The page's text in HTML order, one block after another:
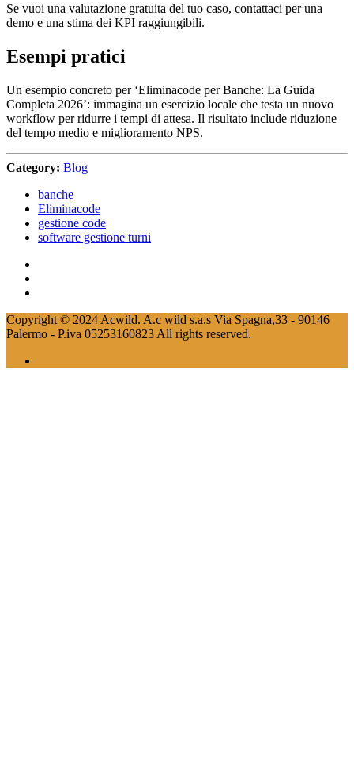
Se vuoi una valutazione gratuita del tuo caso, contattaci per una
demo e una stima dei KPI raggiungibili.
Esempi pratici
Un esempio concreto per ‘Eliminacode per Banche: La Guida
Completa 2026’: immagina un esercizio locale che testa un nuovo
workflow per ridurre i tempi di attesa. Il risultato include riduzione
del tempo medio e miglioramento NPS.
Category: Blog
banche
Eliminacode
gestione code
software gestione turni
Copyright © 2024 Acwild. A.c wild s.a.s Via Spagna,33 - 90146
Palermo - P.iva 05253160823 All rights reserved.